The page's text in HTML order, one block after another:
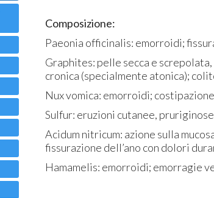
Composizione:
Paeonia officinalis: emorroidi;
Graphites: pelle secca e
cronica (specialmente atonica);
Nux vomica: emorroidi;
Sulfur: eruzioni cutanee,
Acidum nitricum: azione sulla
fissurazione dell’ano con dolori
Hamamelis: emorroidi; emorragie